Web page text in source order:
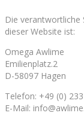
Die
dieser Website ist:
Omega Awlime
Emilienplatz.2
D-58097 Hagen
Telefon: +49 (0)
E-Mail: